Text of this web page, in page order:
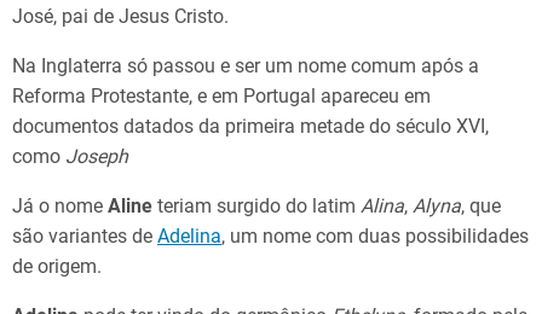
José, pai de Jesus Cristo.
Na Inglaterra só passou e ser um nome comum após a
Reforma Protestante, e em Portugal apareceu em
documentos datados da primeira metade do século XVI,
como Joseph
Já o nome Aline teriam surgido do latim Alina, Alyna, que
são variantes de Adelina, um nome com duas possibilidades
de origem.